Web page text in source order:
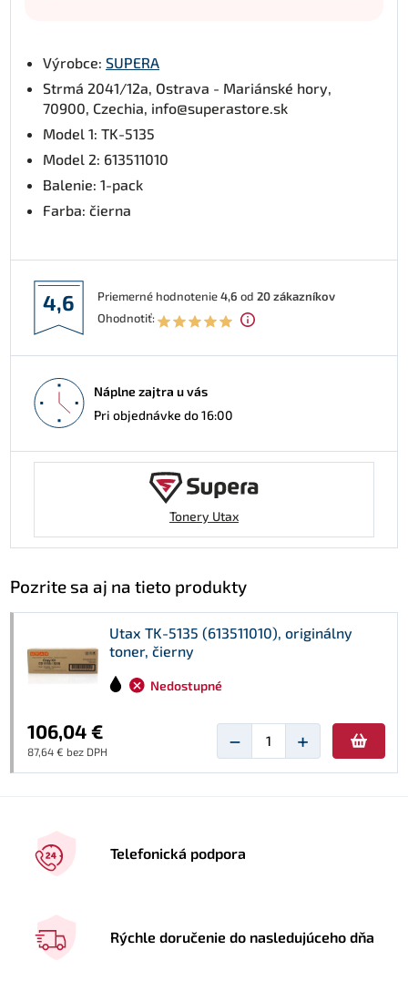
Výrobce: SUPERA
Strmá 2041/12a, Ostrava - Mariánské hory,
70900, Czechia, info@superastore.sk
Model 1: TK-5135
Model 2: 613511010
Balenie: 1-pack
Farba: čierna
4,6 Priemerné hodnotenie4,6 od 20zákazníkov
Ohodnotiť:
Náplne zajtra u vás
Pri objednávke do 16:00
Tonery Utax
Pozrite sa aj na tieto produkty
Utax TK-5135 (613511010), originálny
toner, čierny
Nedostupné
106,04 €
87,64 € bez DPH − +
Telefonická podpora
Rýchle doručenie do nasledujúceho dňa